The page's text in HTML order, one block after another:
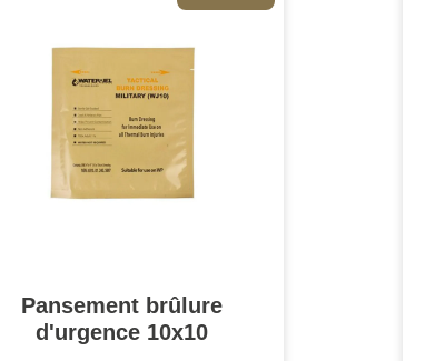
Pansement brûlure
d'urgence 10x10